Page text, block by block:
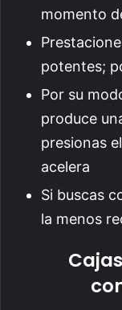
momento
potentes;
Por su
produce
presionas
acelera
Si buscas
la menos